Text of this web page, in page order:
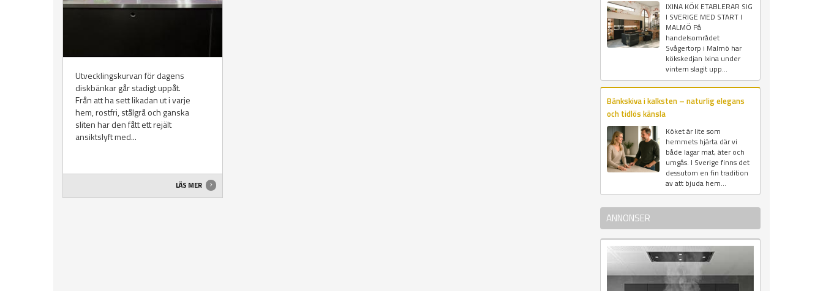
Utvecklingskurvan för dagens
diskbänkar går stadigt uppåt.
Från att ha sett likadan ut i varje
hem, rostfri, stålgrå och ganska
sliten har den fått ett rejält
ansiktslyft med...
LÄS MER
IXINA KÖK ETABLERAR SIG
I SVERIGE MED START I
MALMÖ På
handelsområdet
Svågertorp i Malmö har
kökskedjan Ixina under
vintern slagit upp...
Bänkskiva i kalksten – naturlig elegans
och tidlös känsla
Köket är lite som
hemmets hjärta där vi
både lagar mat, äter och
umgås. I Sverige finns det
dessutom en fin tradition
av att bjuda hem...
ANNONSER